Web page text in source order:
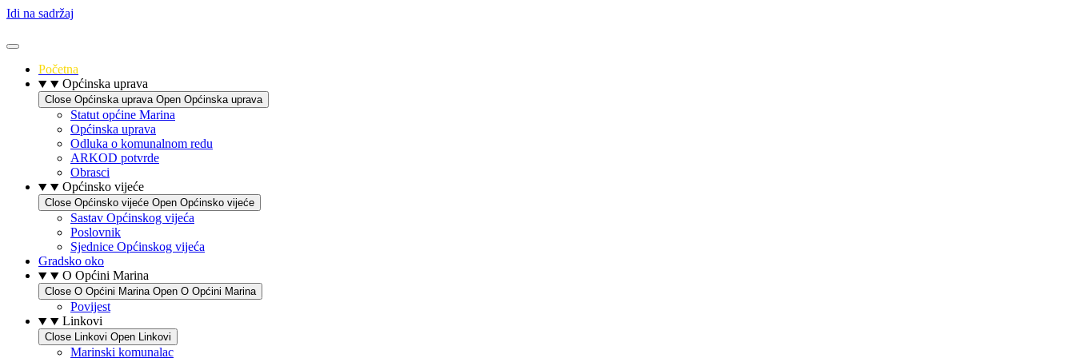
Idi na sadržaj
Početna
Općinska uprava
Close Općinska uprava Open Općinska uprava
Statut općine Marina
Općinska uprava
Odluka o komunalnom redu
ARKOD potvrde
Obrasci
Općinsko vijeće
Close Općinsko vijeće Open Općinsko vijeće
Sastav Općinskog vijeća
Poslovnik
Sjednice Općinskog vijeća
Gradsko oko
O Općini Marina
Close O Općini Marina Open O Općini Marina
Povijest
Linkovi
Close Linkovi Open Linkovi
Marinski komunalac